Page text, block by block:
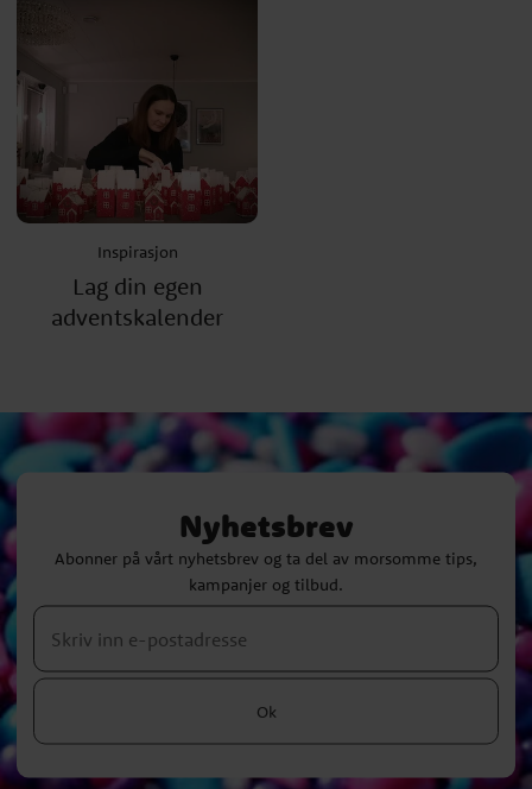
Inspirasjon
Lag din egen
adventskalender
Nyhetsbrev
Abonner på vårt nyhetsbrev og ta del av morsomme tips,
kampanjer og tilbud.
Ok